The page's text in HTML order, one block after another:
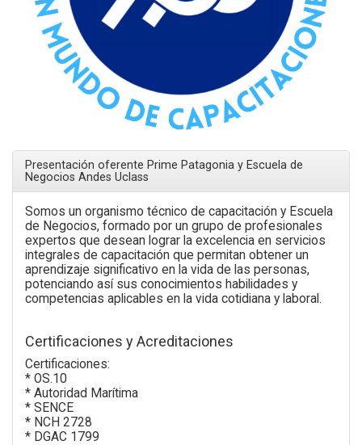
Presentación oferente Prime Patagonia y Escuela de
Negocios Andes Uclass
Somos un organismo técnico de capacitación y Escuela
de Negocios, formado por un grupo de profesionales
expertos que desean lograr la excelencia en servicios
integrales de capacitación que permitan obtener un
aprendizaje significativo en la vida de las personas,
potenciando así sus conocimientos habilidades y
competencias aplicables en la vida cotidiana y laboral.
Certificaciones y Acreditaciones
Certificaciones:
* OS.10
* Autoridad Marítima
* SENCE
* NCH 2728
* DGAC 1799